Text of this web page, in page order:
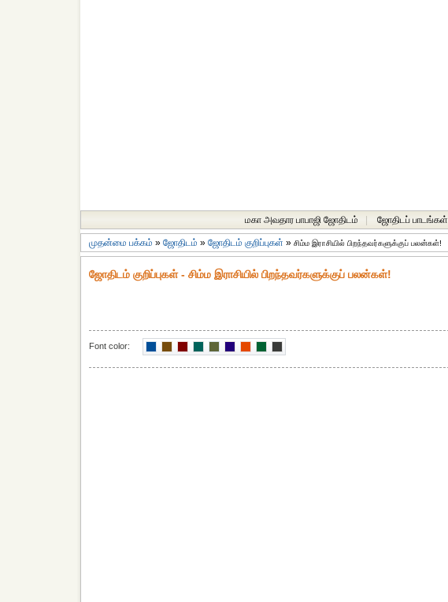
மகா அவதார பாபாஜி ஜோதிடம் ஜோதிடப் பாடங்கள்
முதன்மை பக்கம் » ஜோதிடம் » ஜோதிடம் குறிப்புகள் » சிம்ம இராசியில் பிறந்தவர்களுக்குப் பலன்கள்!
ஜோதிடம் குறிப்புகள் - சிம்ம இராசியில் பிறந்தவர்களுக்குப் பலன்கள்!
Font color: